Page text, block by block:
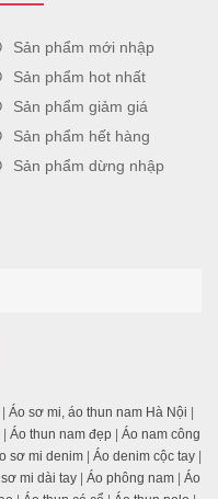
Sản phẩm mới nhập
Sản phẩm hot nhất
Sản phẩm giảm giá
Sản phẩm hết hàng
Sản phẩm dừng nhập
| Áo sơ mi, áo thun nam Hà Nội |
| Áo thun nam đẹp | Áo nam công
sơ mi denim | Áo denim cộc tay |
mi dài tay | Áo phông nam | Áo